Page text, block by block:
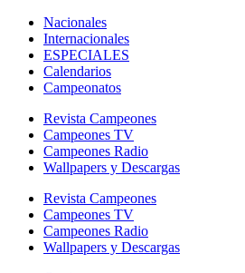
Nacionales
Internacionales
ESPECIALES
Calendarios
Campeonatos
Revista Campeones
Campeones TV
Campeones Radio
Wallpapers y Descargas
Revista Campeones
Campeones TV
Campeones Radio
Wallpapers y Descargas